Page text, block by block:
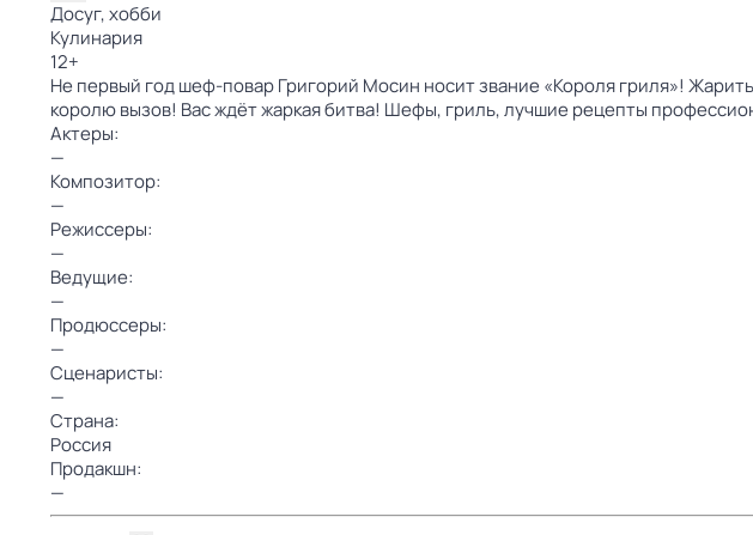
Досуг, хобби
Кулинария
12+
Не первый год шеф-повар Григорий Мосин носит звание «Короля гриля»!
королю вызов! Вас ждёт жаркая битва! Шефы, гриль, лучшие рецепты
Актеры:
—
Композитор:
—
Режиссеры:
—
Ведущие:
—
Продюссеры:
—
Сценаристы:
—
Страна:
Россия
Продакшн:
—